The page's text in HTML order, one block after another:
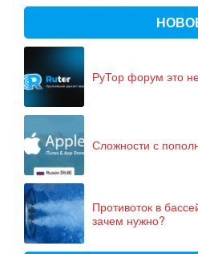
РуТор форум это
Сложности с
Противоток в
зачем нужно?